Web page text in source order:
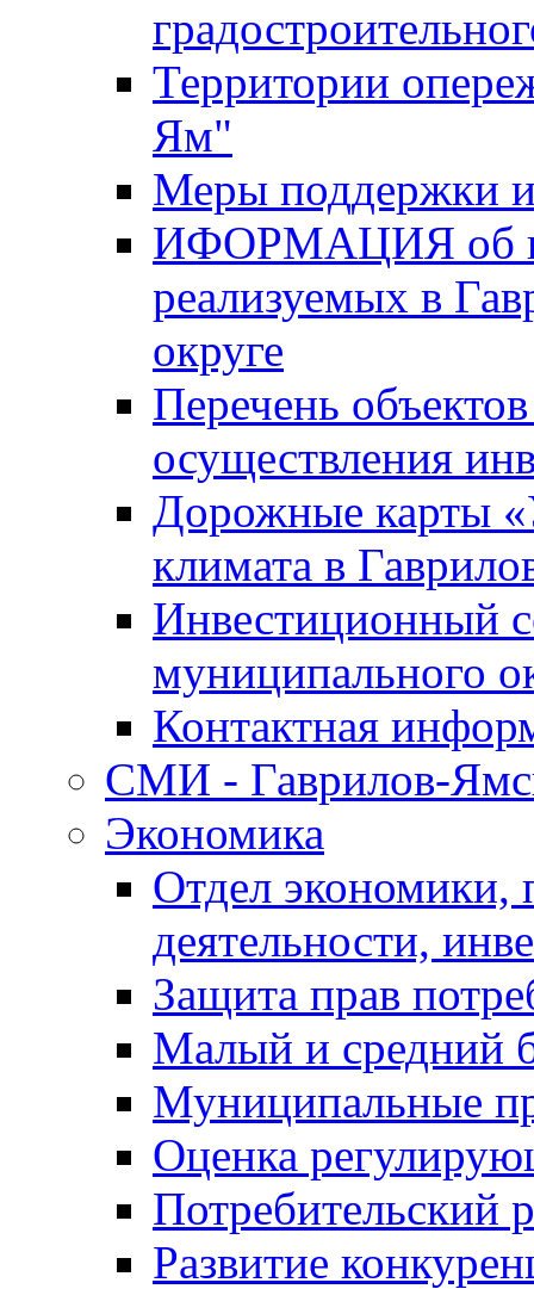
Территории
Ям"
Меры поддержки
ИФОРМАЦИЯ об
реализуемых в
округе
Перечень
осуществления
Дорожные карты
климата в
Инвестиционный
муниципального
Контактная
СМИ - Гаврилов-
Экономика
Отдел экономики,
деятельности,
Защита прав
Малый и средний
Муниципальные
Оценка
Потребительский
Развитие